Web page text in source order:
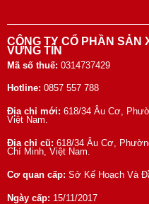
CÔNG TY CỔ PHẦN SẢN
VỮNG TÍN
Mã số thuế: 0314737429
Hotline: 0857 557 788
Địa chỉ mới: 618/34 Âu Cơ,
Việt Nam.
Địa chỉ cũ: 618/34 Âu Cơ,
Chí Minh, Việt Nam.
Cơ quan cấp: Sở Kế Hoạch Và
Ngày cấp: 15/11/2017